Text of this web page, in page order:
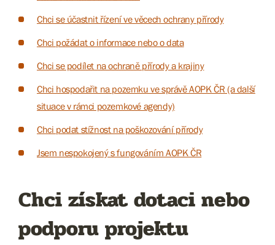
Chci se účastnit řízení ve věcech ochrany přírody
Chci požádat o informace nebo o data
Chci se podílet na ochraně přírody a krajiny
Chci hospodařit na pozemku ve správě AOPK ČR (a další
situace v rámci pozemkové agendy)
Chci podat stížnost na poškozování přírody
Jsem nespokojený s fungováním AOPK ČR
Chci získat dotaci nebo
podporu projektu